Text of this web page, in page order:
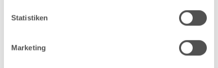
Statistiken
Marketing